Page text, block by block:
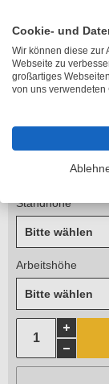
Lieferzeit 2-5
Länge
Bitte wählen
Standhöhe
Bitte wählen
Arbeitshöhe
Bitte wählen
Cookie- und
Wir können diese zur
Webseite zu
großartiges
von uns